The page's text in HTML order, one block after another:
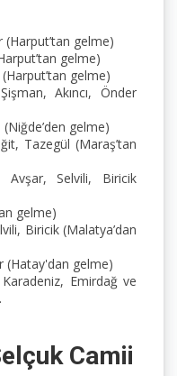
(Harput’tan gelme)
(Harput’tan gelme)
(Harput’tan gelme)
Akıncı, Önder
(Niğde’den gelme)
Tazegül (Maraş’tan
Selvili, Biricik
gelme)
Biricik (Malatya’dan
(Hatay'dan gelme)
Karadeniz, Emirdağ ve
Camii